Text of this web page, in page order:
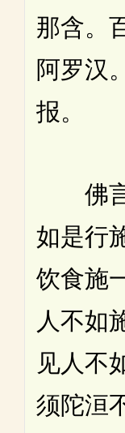
那含。
阿罗汉
报。
佛言
如是行
饮食施
人不如
见人不
须陀洹